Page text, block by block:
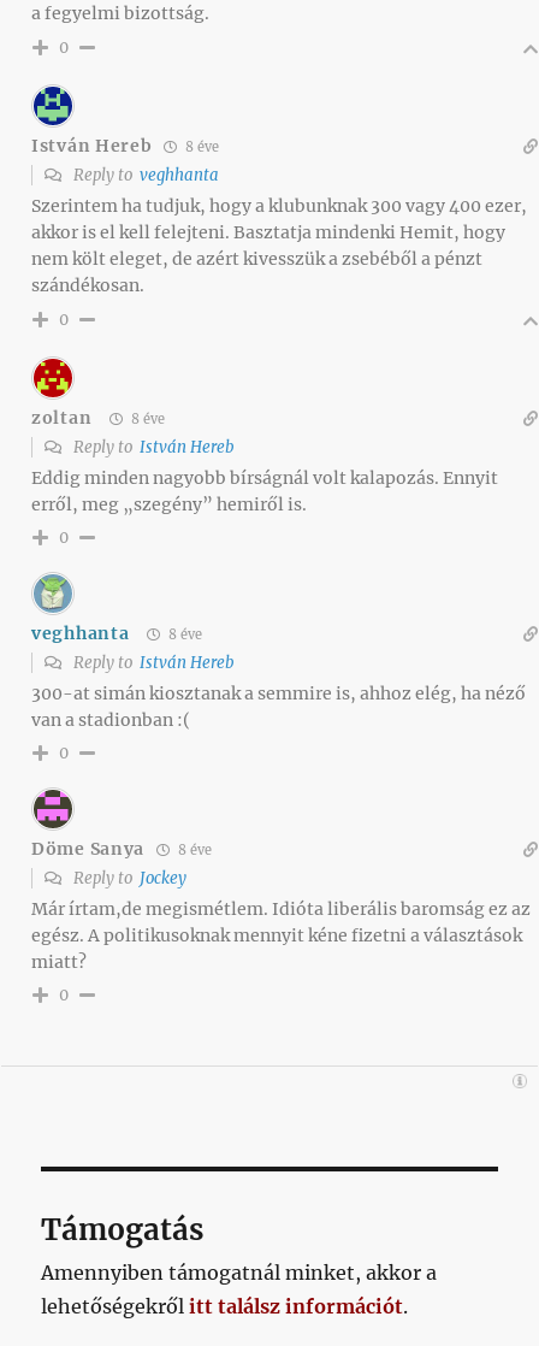
a fegyelmi bizottság.
0
István Hereb 8 éve
Reply to veghhanta
Szerintem ha tudjuk, hogy a klubunknak 300 vagy 400 ezer,
akkor is el kell felejteni. Basztatja mindenki Hemit, hogy
nem költ eleget, de azért kivesszük a zsebéből a pénzt
szándékosan.
0
zoltan 8 éve
Reply to István Hereb
Eddig minden nagyobb bírságnál volt kalapozás. Ennyit
erről, meg „szegény” hemiről is.
0
veghhanta 8 éve
Reply to István Hereb
300-at simán kiosztanak a semmire is, ahhoz elég, ha néző
van a stadionban :(
0
Döme Sanya 8 éve
Reply to Jockey
Már írtam,de megismétlem. Idióta liberális baromság ez az
egész. A politikusoknak mennyit kéne fizetni a választások
miatt?
0
Támogatás
Amennyiben támogatnál minket, akkor a
lehetőségekrőlitt találsz információt.